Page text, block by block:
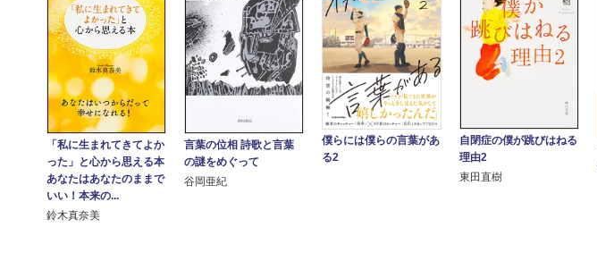
「私に生まれてきてよか
った」と心から思える本
あなたはあなたのままで
いい！本来の...
鈴木真奈美
言葉の位相 詩歌と言葉
の謎をめぐって
谷岡亜紀
僕らには僕らの言葉があ
る2
自閉症の僕が跳びはねる
理由2
東田直樹